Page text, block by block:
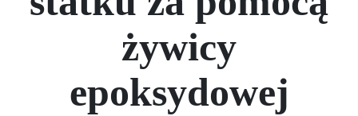
żywicy
epoksydowej